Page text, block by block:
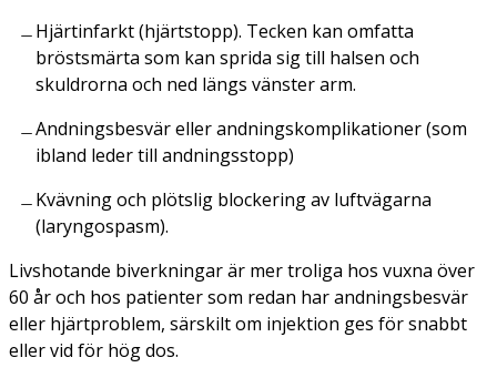
Hjärtinfarkt (hjärtstopp). Tecken kan omfatta
bröstsmärta som kan sprida sig till halsen och
skuldrorna och ned längs vänster arm.
Andningsbesvär eller andningskomplikationer (som
ibland leder till andningsstopp)
Kvävning och plötslig blockering av luftvägarna
(laryngospasm).
Livshotande biverkningar är mer troliga hos vuxna över
60 år och hos patienter som redan har andningsbesvär
eller hjärtproblem, särskilt om injektion ges för snabbt
eller vid för hög dos.